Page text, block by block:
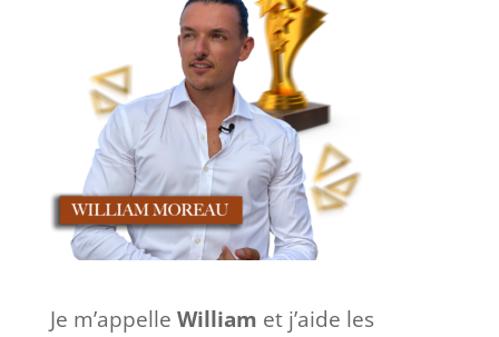
Je m’appelle William et j’aide les